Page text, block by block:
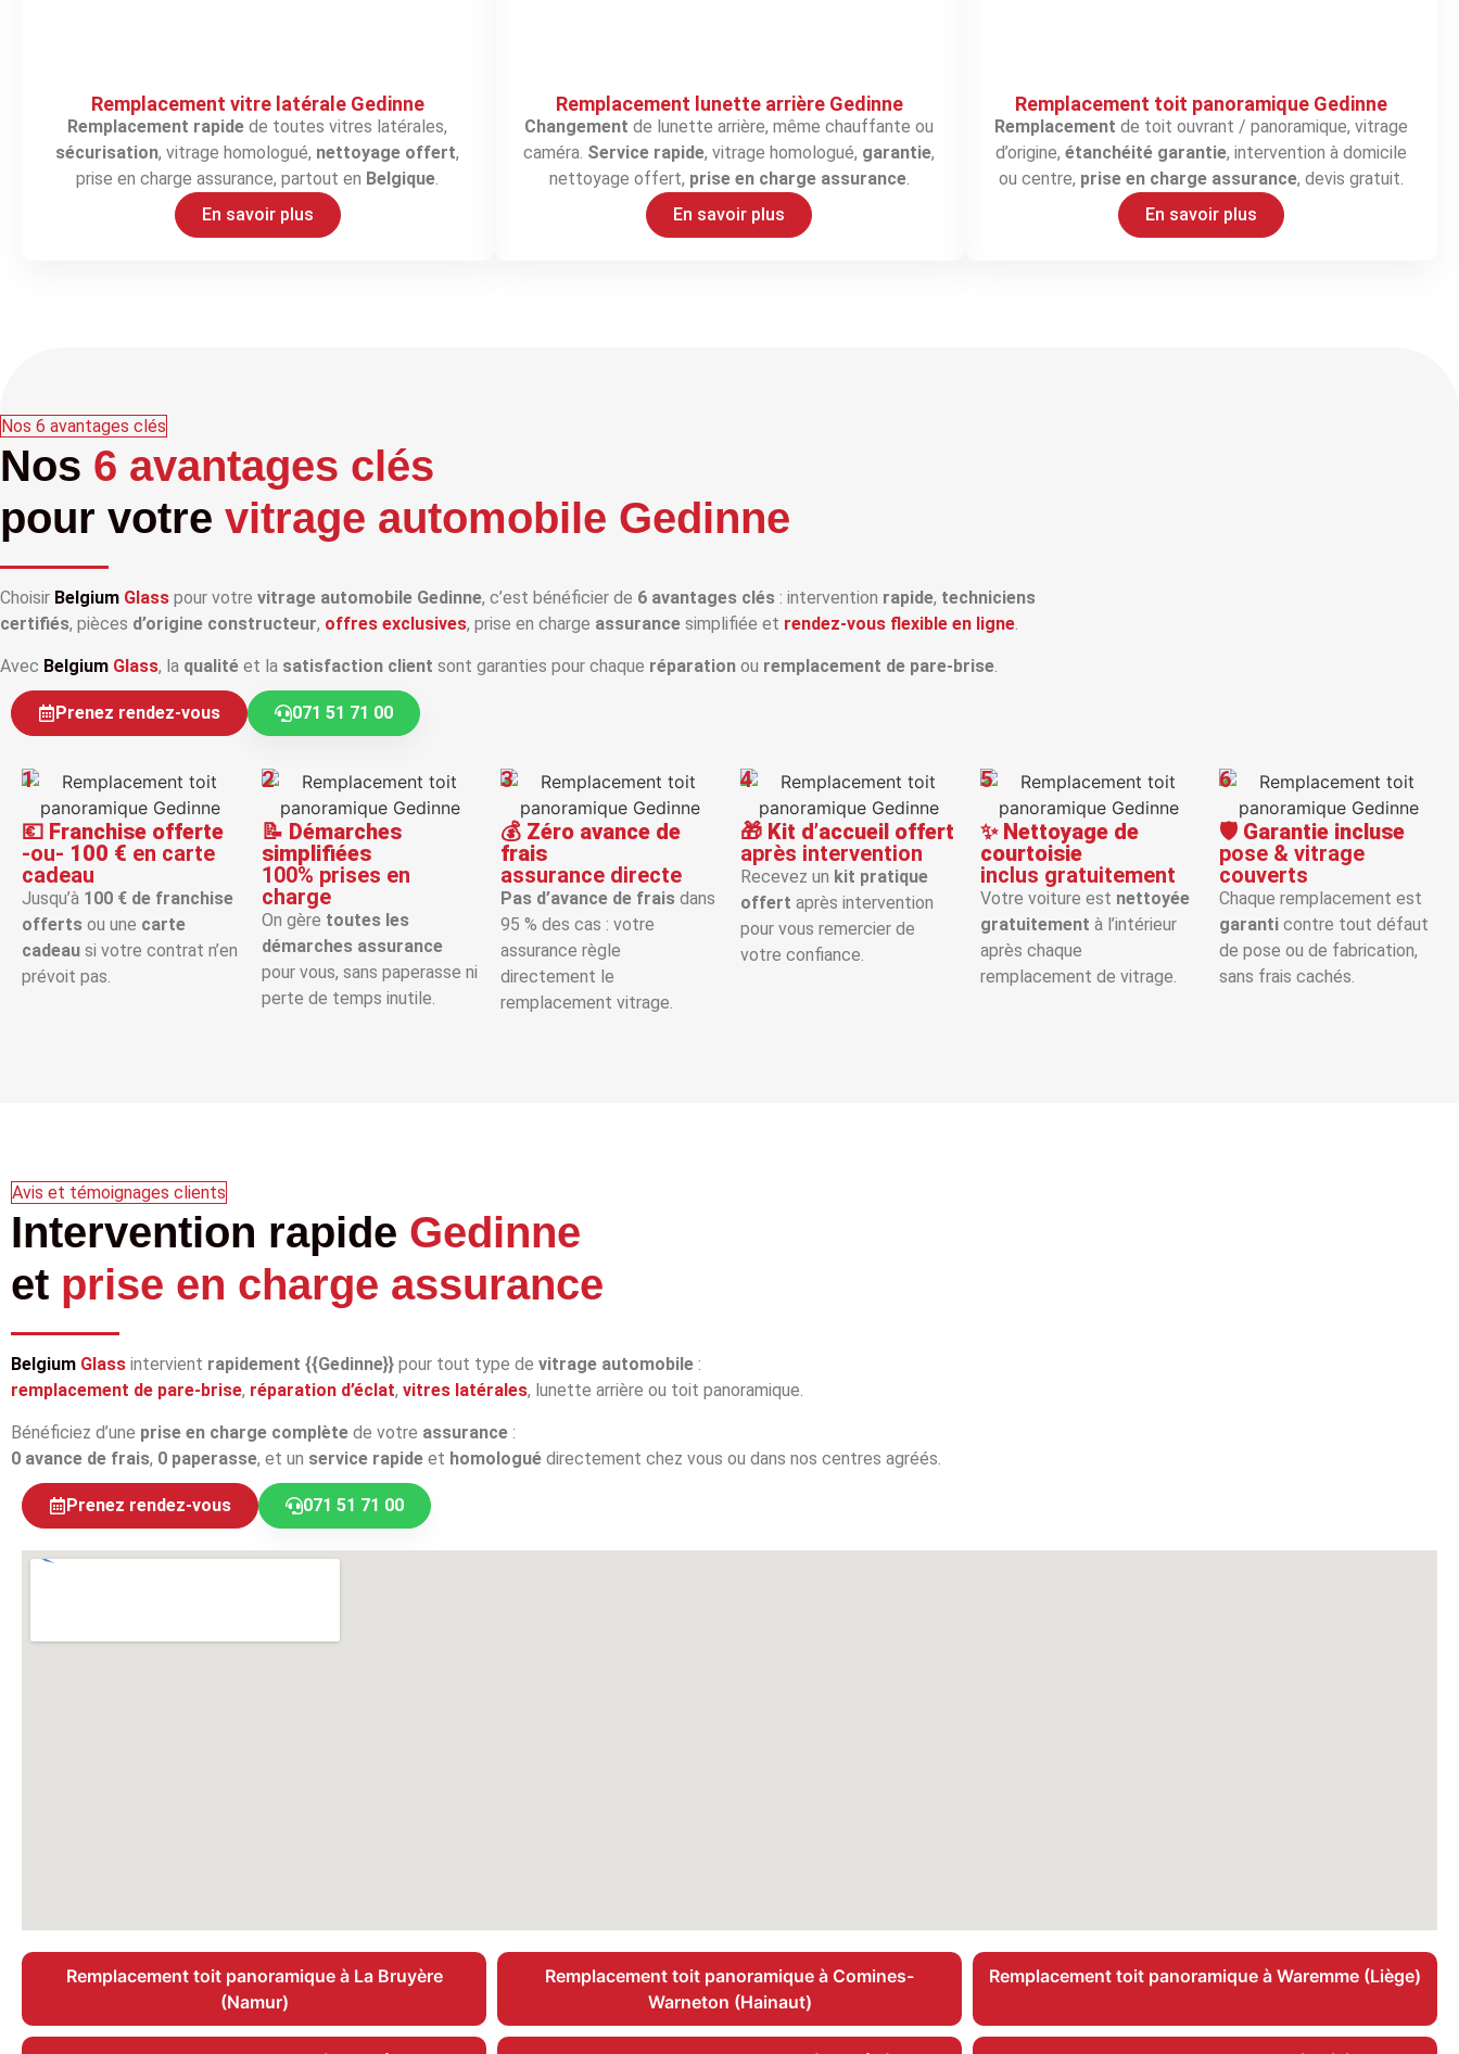
Remplacement vitre latérale Gedinne
Remplacement rapide de toutes vitres latérales,
sécurisation, vitrage homologué, nettoyage offert,
prise en charge assurance, partout en Belgique.
En savoir plus
Remplacement lunette arrière Gedinne
Changement de lunette arrière, même chauffante ou
caméra. Service rapide, vitrage homologué, garantie,
nettoyage offert, prise en charge assurance.
En savoir plus
Remplacement toit panoramique Gedinne
Remplacement de toit ouvrant / panoramique, vitrage
d’origine,étanchéité garantie, intervention à domicile
ou centre, prise en charge assurance, devis gratuit.
En savoir plus
Nos 6 avantages clés
Nos 6 avantages clés
pour votre vitrage automobile Gedinne
Choisir Belgium Glass pour votre vitrage automobile Gedinne, c’est bénéficier de 6 avantages clés : intervention rapide, techniciens
certifiés, pièces d’origine constructeur, offres exclusives, prise en charge assurance simplifiée et rendez‑vous flexible en ligne.
Avec Belgium Glass, la qualité et la satisfaction client sont garanties pour chaque réparation ou remplacement de pare‑brise.
Prenez rendez-vous 071 51 71 00
1
💶 Franchise offerte
-ou- 100 € en carte
cadeau
Jusqu’à 100 € de franchise
offerts ou une carte
cadeau si votre contrat n’en
prévoit pas.
2
📝 Démarches
simplifiées
100% prises en
charge
On gère toutes les
démarches assurance
pour vous, sans paperasse ni
perte de temps inutile.
3
💰 Zéro avance de
frais
assurance directe
Pas d’avance de frais dans
95 % des cas : votre
assurance règle
directement le
remplacement vitrage.
4
🎁 Kit d’accueil offert
après intervention
Recevez un kit pratique
offert après intervention
pour vous remercier de
votre confiance.
5
✨ Nettoyage de
courtoisie
inclus gratuitement
Votre voiture est nettoyée
gratuitement à l’intérieur
après chaque
remplacement de vitrage.
6
🛡️ Garantie incluse
pose & vitrage
couverts
Chaque remplacement est
garanti contre tout défaut
de pose ou de fabrication,
sans frais cachés.
Avis et témoignages clients
Intervention rapide Gedinne
et prise en charge assurance
Belgium Glass intervient rapidement {{Gedinne}} pour tout type de vitrage automobile :
remplacement de pare‑brise, réparation d’éclat, vitres latérales, lunette arrière ou toit panoramique.
Bénéficiez d’une prise en charge complète de votre assurance :
0 avance de frais, 0 paperasse, et un service rapide et homologué directement chez vous ou dans nos centres agréés.
Prenez rendez-vous 071 51 71 00
Remplacement toit panoramique à La Bruyère
(Namur)
Remplacement toit panoramique à Comines-
Warneton (Hainaut)
Remplacement toit panoramique à Waremme (Liège)